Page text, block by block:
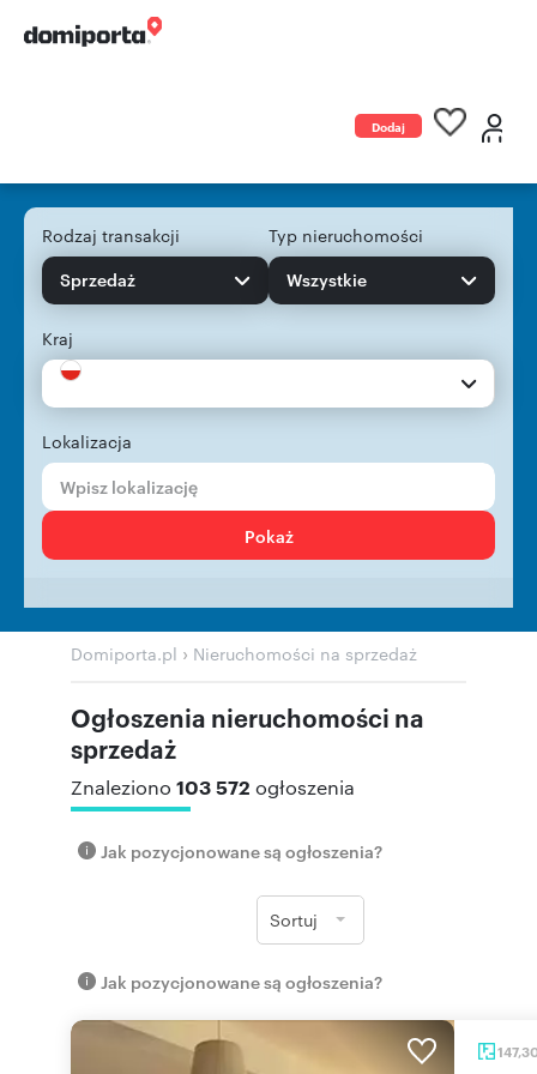
Dodaj
Rodzaj transakcji
Sprzedaż
Typ nieruchomości
Wszystkie
Kraj
Lokalizacja
Pokaż
Domiporta.pl › Nieruchomości na sprzedaż
Ogłoszenia nieruchomości na
sprzedaż
Znaleziono 103 572 ogłoszenia
Jak pozycjonowane są ogłoszenia?
Sortuj
Jak pozycjonowane są ogłoszenia?